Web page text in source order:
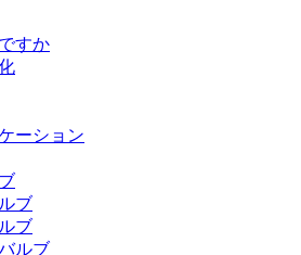
すか
ーション
ブ
ブ
ルブ